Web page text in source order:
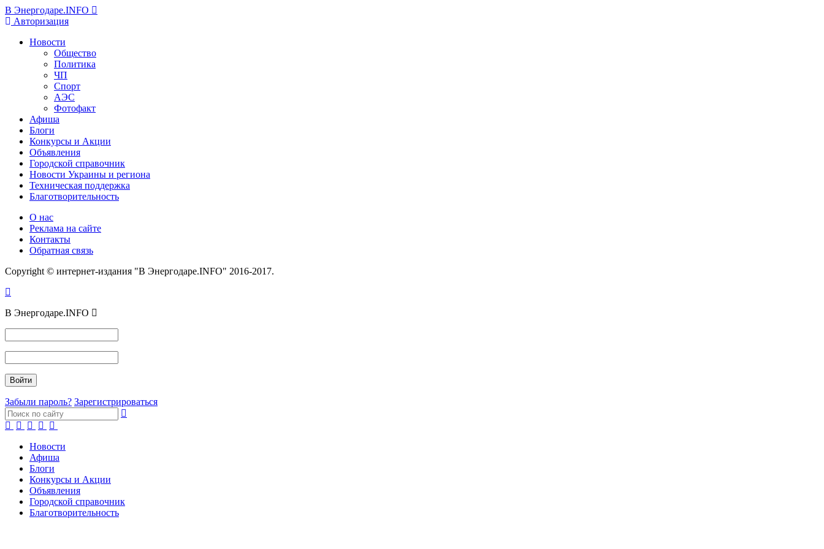
В Энергодаре.INFO
Авторизация
Новости
Общество
Политика
ЧП
Спорт
АЭС
Фотофакт
Афиша
Блоги
Конкурсы и Акции
Объявления
Городской справочник
Новости Украины и региона
Техническая поддержка
Благотворительность
О нас
Реклама на сайте
Контакты
Обратная связь
Copyright © интернет-издания "В Энергодаре.INFO" 2016-2017.
В Энергодаре.INFO
Забыли пароль? Зарегистрироваться
Новости
Афиша
Блоги
Конкурсы и Акции
Объявления
Городской справочник
Благотворительность